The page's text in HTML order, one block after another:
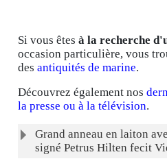
Si vous êtes à la recherche
occasion particulière, vous
des antiquités de marine.
Découvrez également nos
la presse ou à la télévision.
Articles
Titre
Grand anneau en laiton
signé Petrus Hilten fecit